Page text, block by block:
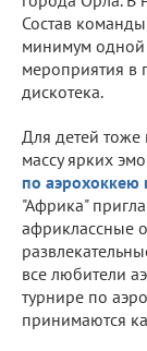
Состав
минимум одной
мероприятия в
дискотека.
Для детей тоже
массу ярких
по
"Африка"
африклассные
все любители
турнире по
принимаются